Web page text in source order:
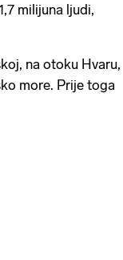
milijuna ljudi,
na otoku Hvaru,
more. Prije toga